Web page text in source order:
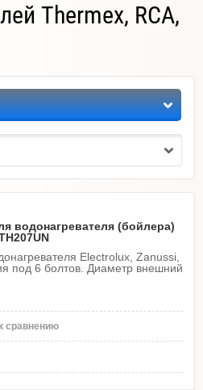
Thermex, RCA,
водонагревателя (бойлера)
Electrolux, Zanussi,
под 6 болтов. Диаметр внешний
сравнению